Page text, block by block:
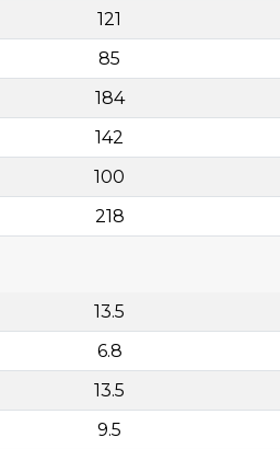
121
85
184
142
100
218
13.5
6.8
13.5
9.5